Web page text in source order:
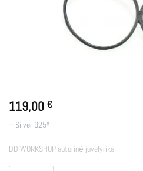
119,00 €
– Silver 925º
DD WORKSHOP autorinė juvelyrika.